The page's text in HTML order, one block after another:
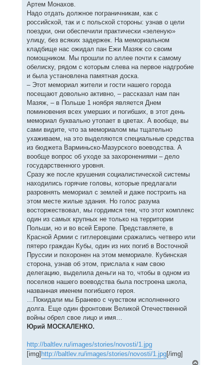
Артем Монахов.
Надо отдать должное пограничникам, как с
российской, так и с польской стороны: узнав о цели
поездки, они обеспечили практически «зеленую»
улицу, без всяких задержек. На мемориальном
кладбище нас ожидал пан Ежи Мазяж со своим
помощником. Мы прошли по аллее почти к самому
обелиску, рядом с которым слева на первое надгробие
и была установлена памятная доска.
– Этот мемориал жители и гости нашего города
посещают довольно активно, – рассказал нам пан
Мазяж, – в Польше 1 ноября является Днем
поминовения всех умерших и погибших, в этот день
мемориал буквально утопает в цветах. А вообще, вы
сами видите, что за мемориалом мы тщательно
ухаживаем, на это выделяются специальные средства
из бюджета Варминьско-Мазурского воеводства. А
вообще вопрос об уходе за захоронениями – дело
государственного уровня.
Сразу же после крушения социалистической системы
находились горячие головы, которые предлагали
разровнять мемориал с землей и даже построить на
этом месте жилые здания. Но голос разума
восторжествовал, мы гордимся тем, что этот комплекс
один из самых крупных не только на территории
Польши, но и во всей Европе. Представляете, в
Красной Армии с гитлеровцами сражались четверо или
пятеро граждан Кубы, один из них погиб в Восточной
Пруссии и похоронен на этом мемориале. Кубинская
сторона, узнав об этом, прислала к нам свою
делегацию, выделила деньги на то, чтобы в одном из
поселков нашего воеводства была построена школа,
названная именем погибшего героя.
…Покидали мы Бранево с чувством исполненного
долга. Еще один фронтовик Великой Отечественной
войны обрел свое лицо и имя…
Юрий МОСКАЛЕНКО.
http://baltlev.ru/images/stories/novosti/1.jpg
[img]http://baltlev.ru/images/stories/novosti/1.jpg[/img]